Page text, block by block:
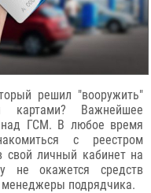
решил "вооружить"
картами? Важнейшее
над ГСМ. В любое время
с реестром
свой личный кабинет на
не окажется средств
подрядчика.